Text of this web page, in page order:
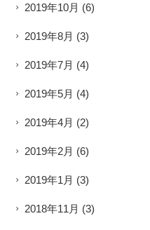
2019年10月 (6)
2019年8月 (3)
2019年7月 (4)
2019年5月 (4)
2019年4月 (2)
2019年2月 (6)
2019年1月 (3)
2018年11月 (3)